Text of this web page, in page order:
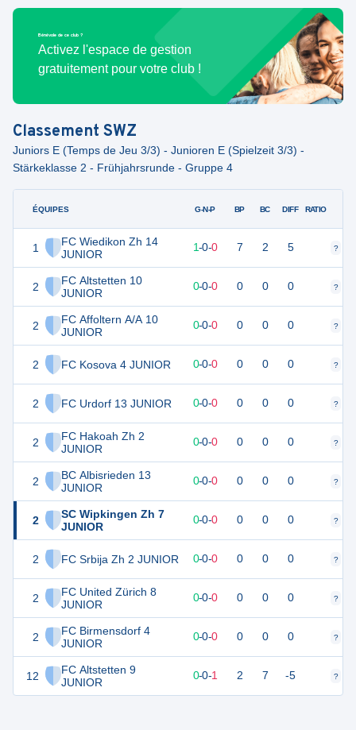
Bénévole de ce club ?
Activez l'espace de gestion
gratuitement pour votre club !
Classement SWZ
Juniors E (Temps de Jeu 3/3) - Junioren E (Spielzeit 3/3) -
Stärkeklasse 2 - Frühjahrsrunde - Gruppe 4
ÉQUIPES
1
FC Wiedikon Zh 14
JUNIOR
2
FC Altstetten 10
JUNIOR
2
FC Affoltern A/A 10
JUNIOR
2 FC Kosova 4 JUNIOR
2 FC Urdorf 13 JUNIOR
2
FC Hakoah Zh 2
JUNIOR
2
BC Albisrieden 13
JUNIOR
2
SC Wipkingen Zh 7
JUNIOR
2 FC Srbija Zh 2 JUNIOR
2
FC United Zürich 8
JUNIOR
2
FC Birmensdorf 4
JUNIOR
12
FC Altstetten 9
JUNIOR
G-N-P BP BC DIFF RATIO
3 1-0-0 7 2 5 ?
0-0-0 0 0 0 ?
0 0-0-0 0 0 0 ?
0 0 0-0-0 0 0 0 ?
0 0 0-0-0 0 0 0 ?
0 0-0-0 0 0 0 ?
0 0-0-0 0 0 0 ?
0 0-0-0 0 0 0 ?
0 0 0-0-0 0 0 0 ?
0 0-0-0 0 0 0 ?
0 0-0-0 0 0 0 ?
0-0-1 2 7 -5 ?